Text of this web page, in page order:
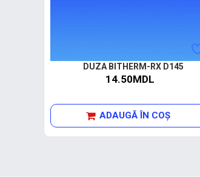
DUZA BITHERM-RX D145
14.50MDL
ADAUGĂ ÎN COŞ